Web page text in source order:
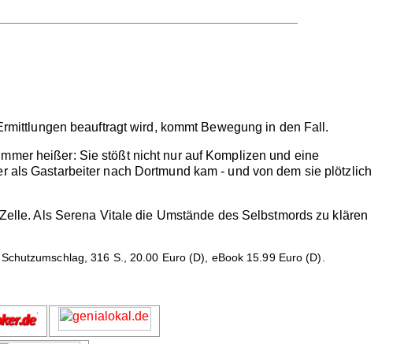
beauftragt wird, kommt Bewegung in den Fall.
heißer: Sie stößt nicht nur auf Komplizen und eine
Gastarbeiter nach Dortmund kam - und von dem sie plötzlich
Als Serena Vitale die Umstände des Selbstmords zu klären
316 S., 20.00 Euro (D), eBook 15.99 Euro (D).